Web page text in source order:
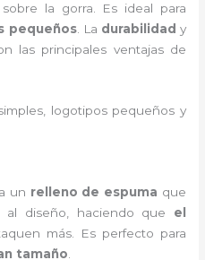
la gorra. Es ideal para
pequeños. La durabilidad y
las principales ventajas de
logotipos pequeños y
un relleno de espuma que
diseño, haciendo que el
más. Es perfecto para
tamaño